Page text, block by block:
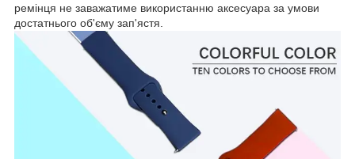
ремінця не заважатиме використанню аксесуара за умови
достатнього об'єму зап'ястя.